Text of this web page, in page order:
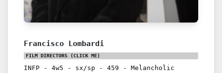
Francisco Lombardi
FILM DIRECTORS (CLICK ME)
INFP - 4w5 - sx/sp - 459 - Melancholic